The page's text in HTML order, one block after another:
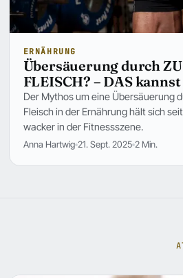
ERNÄHRUNG
Übersäuerung durch
FLEISCH? – DAS
Der Mythos um eine Übersäuerung
Fleisch in der Ernährung hält sich
wacker in der Fitnessszene.
Anna Hartwig 21. Sept. 2025 2 Min.